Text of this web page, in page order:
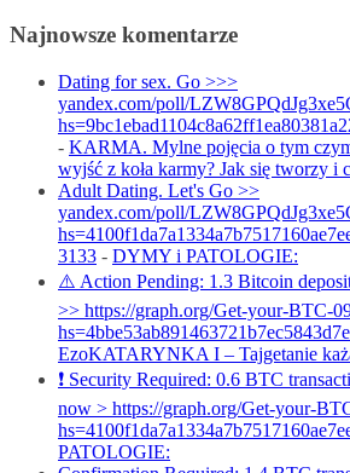
Najnowsze komentarze
Dating for sex. Go >>>
yandex.com/poll/
- KARMA. Mylne pojęcia o tym
wyjść z koła karmy? Jak się tworzy i
Adult Dating. Let's Go >>
yandex.com/poll/
3133 - DYMY i PATOLOGIE:
⚠️ Action Pending: 1.3 Bitcoin
>> https://graph.org/Get-your-BTC-
EzoKATARYNKA I – Tajgetanie
❗ Security Required: 0.6 BTC
now > https://graph.org/Get-your-
PATOLOGIE: